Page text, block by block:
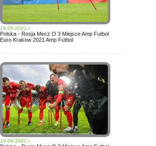
19.09.2021 r
Polska - Rosja Mecz O 3 Miejsce Amp Futbol
Euro Krakow 2021 Amp Futbol
19.09.2021 r